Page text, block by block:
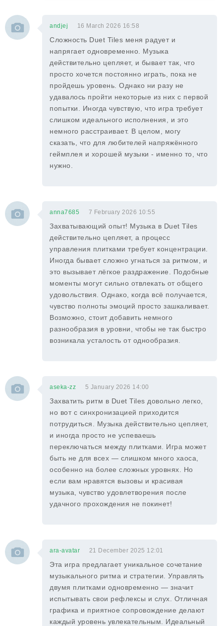
andjej 16 March 2026 16:58
Сложность Duet Tiles меня радует и
напрягает одновременно. Музыка
действительно цепляет, и бывает так, что
просто хочется постоянно играть, пока не
пройдешь уровень. Однако ни разу не
удавалось пройти некоторые из них с первой
попытки. Иногда чувствую, что игра требует
слишком идеального исполнения, и это
немного расстраивает. В целом, могу
сказать, что для любителей напряжённого
геймплея и хорошей музыки - именно то, что
нужно.
anna7685 7 February 2026 10:55
Захватывающий опыт! Музыка в Duet Tiles
действительно цепляет, а процесс
управления плитками требует концентрации.
Иногда бывает сложно угнаться за ритмом, и
это вызывает лёгкое раздражение. Подобные
моменты могут сильно отвлекать от общего
удовольствия. Однако, когда всё получается,
чувство полноты эмоций просто зашкаливает.
Возможно, стоит добавить немного
разнообразия в уровни, чтобы не так быстро
возникала усталость от однообразия.
aseka-zz 5 January 2026 14:00
Захватить ритм в Duet Tiles довольно легко,
но вот с синхронизацией приходится
потрудиться. Музыка действительно цепляет,
и иногда просто не успеваешь
переключаться между плитками. Игра может
быть не для всех — слишком много хаоса,
особенно на более сложных уровнях. Но
если вам нравятся вызовы и красивая
музыка, чувство удовлетворения после
удачного прохождения не покинет!
ara-avatar 21 December 2025 12:01
Эта игра предлагает уникальное сочетание
музыкального ритма и стратегии. Управлять
двумя плитками одновременно — значит
испытывать свои рефлексы и слух. Отличная
графика и приятное сопровождение делают
каждый уровень увлекательным. Идеальный